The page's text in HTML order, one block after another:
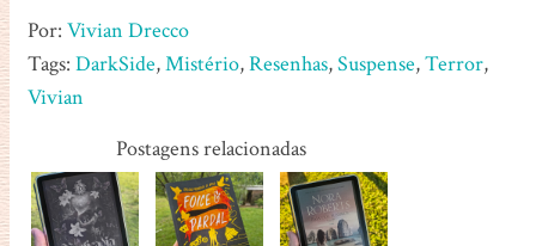
Por: Vivian Drecco
Tags: DarkSide,Mistério,Resenhas,Suspense,Terror,
Vivian
Postagens relacionadas